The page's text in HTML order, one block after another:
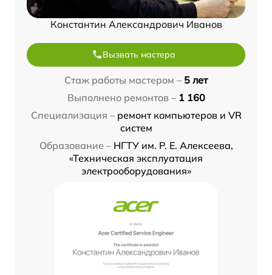
Константин Александрович Иванов
Вызвать мастера
Стаж работы мастером – 5 лет
Выполнено ремонтов – 1 160
Специализация – ремонт компьютеров и VR
систем
Образование – НГТУ им. Р. Е. Алексеева,
«Техническая эксплуатация
электрооборудования»